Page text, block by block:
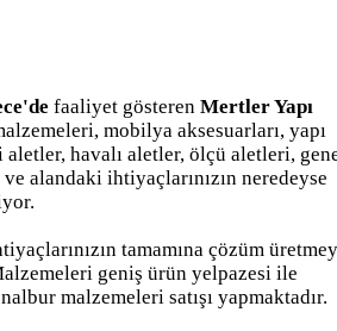
faaliyet gösteren Mertler Yapı
mobilya aksesuarları, yapı
havalı aletler, ölçü aletleri,
alandaki ihtiyaçlarınızın neredeyse
tamamına çözüm
geniş ürün yelpazesi ile
malzemeleri satışı yapmaktadır.